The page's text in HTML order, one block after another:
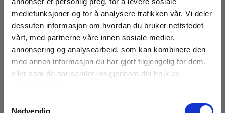
mediefunksjoner og for å analysere trafikken vår. Vi deler
dessuten informasjon om hvordan du bruker nettstedet
vårt, med partnerne våre innen sosiale medier,
annonsering og analysearbeid, som kan kombinere den
med annen informasjon du har gjort tilgjengelig for dem,
eller som de har samlet inn gjennom din bruk av
Nødvendig
Dimensioner
- Endoskoper
Probelengde (cm):